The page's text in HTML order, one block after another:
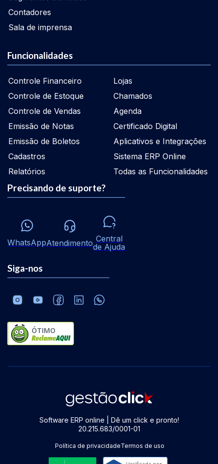
Contadores
Sala de imprensa
Funcionalidades
Controle Financeiro
Controle de Estoque
Controle de Vendas
Emissão de Notas
Emissão de Boletos
Cadastros
Relatórios
Lojas
Chamados
Agenda
Certificado Digital
Aplicativos e Integrações
Sistema ERP Online
Todas as Funcionalidades
Precisando de suporte?
WhatsAppAtendimento Central
de Ajuda
Siga-nos
ÓTIMO
Software ERP online | Dê um click e pronto!
20.215.683/0001-01
Política de privacidadeTermos de uso